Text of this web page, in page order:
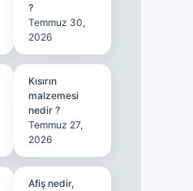
?
Temmuz 30,
2026
Kısırın
malzemesi
nedir ?
Temmuz 27,
2026
Afiş nedir,